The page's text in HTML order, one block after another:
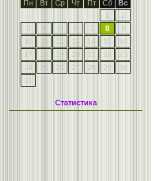
Пн
Вт Ср Чт Пт Сб
Вс
1
2
3
4 5 6 7 8
9
10
11 12 13 14 15
16
17
18 19 20 21 22
23
24
25 26 27 28 29
30
31
Статистика